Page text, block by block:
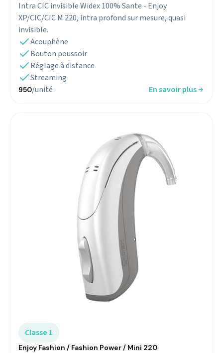
Intra CIC invisible Widex 100% Sante - Enjoy
XP/CIC/CIC M 220, intra profond sur mesure, quasi
invisible.
Acouphène
Bouton poussoir
Réglage à distance
Streaming
950/unité En savoir plus
Classe 1
Enjoy Fashion / Fashion Power / Mini 220